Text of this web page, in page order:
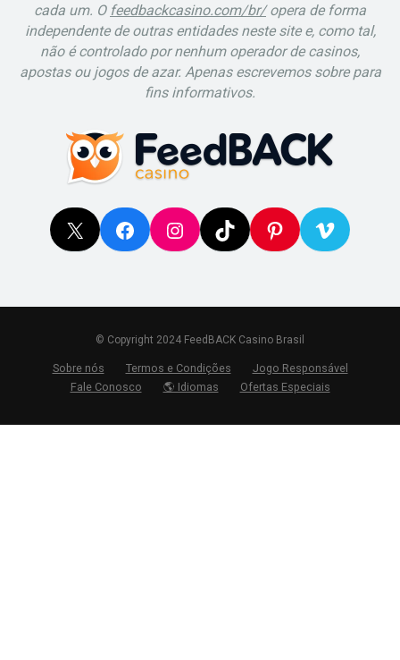
cada um. O feedbackcasino.com/br/opera de forma
independente de outras entidades neste site e, como tal,
não é controlado por nenhum operador de casinos,
apostas ou jogos de azar. Apenas escrevemos sobre para
fins informativos.
X FacebookInstagram
TikTokPinterest
Vimeo
© Copyright 2024 FeedBACK Casino Brasil
Sobre nós Termos e Condições
Jogo Responsável
Fale Conosco
🌎 Idiomas Ofertas Especiais